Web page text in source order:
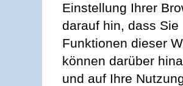
Einstellung Ihrer
darauf hin, dass
Funktionen dieser
können darüber
und auf Ihre